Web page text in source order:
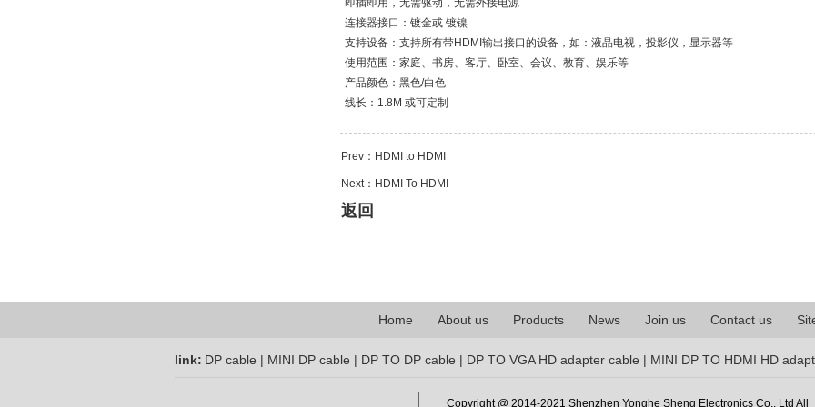
即插即用，无需驱动，无需外接电源
连接器接口：镀金或 镀镍
支持设备：支持所有带HDMI输出接口的设备，如：液晶电视，投影仪，显示器等
使用范围：家庭、书房、客厅、卧室、会议、教育、娱乐等
产品颜色：黑色/白色
线长：1.8M 或可定制
Prev： HDMI to HDMI
Next： HDMI To HDMI
返回
Home About us Products News Join us Contact us
link: DP cable | MINI DP cable | DP TO DP cable | DP TO VGA HD adapter cable | MINI DP TO HDMI HD
Copyright @ 2014-2021 Shenzhen Yonghe Sheng Electronics Co., Ltd All